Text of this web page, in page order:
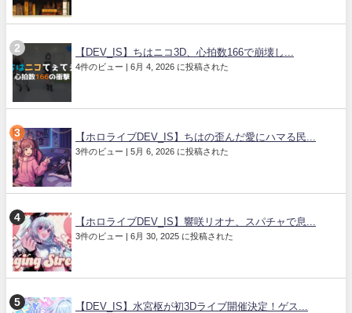
【DEV_IS】ちはニコ3D、心拍数166で崩壊し...
4件のビュー | 6月 4, 2026 に投稿された
【ホロライブDEV_IS】ちはの歪んだ愛にハマる民...
3件のビュー | 5月 6, 2026 に投稿された
【ホロライブDEV_IS】響咲リオナ、スパチャで息...
3件のビュー | 6月 30, 2025 に投稿された
【DEV_IS】水宮枢が初3Dライブ開催決定！ゲス...